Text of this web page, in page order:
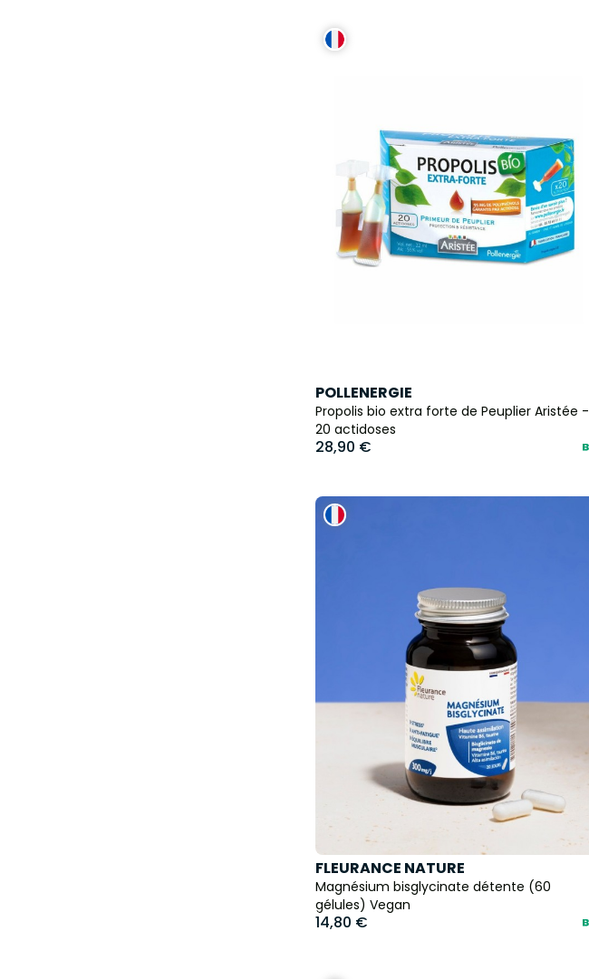
POLLENERGIE
Propolis bio extra forte de Peuplier Aristée -
20 actidoses
28,90 €
FLEURANCE NATURE
Magnésium bisglycinate détente (60
gélules) Vegan
14,80 €